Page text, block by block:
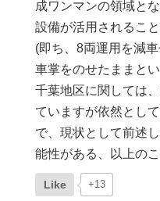
成ワンマンの領域と
設備が活用されるこ
(即ち、8両運用を減
車掌をのせたままと
千葉地区に関しては
ていますが依然とし
で、現状として前述
能性がある、以上の
Like +13